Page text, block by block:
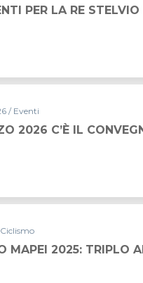
PER LA RE
/ Eventi
2026 C’È IL
MAPEI 2025: TRIPLO